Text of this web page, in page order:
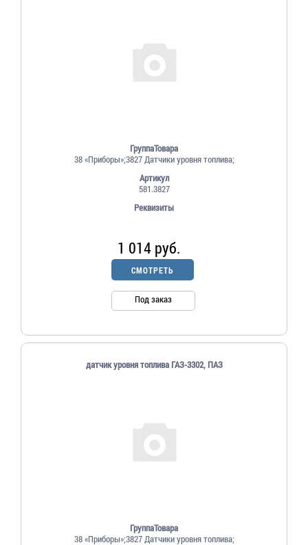
ГруппаТовара
38 «Приборы»;3827 Датчики уровня топлива;
Артикул
581.3827
Реквизиты
1 014 руб.
СМОТРЕТЬ
Под заказ
датчик уровня топлива ГАЗ-3302, ПАЗ
ГруппаТовара
38 «Приборы»;3827 Датчики уровня топлива;